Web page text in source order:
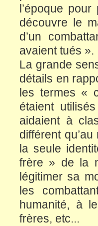
l’époque
découvre le
d’un
avaient tués ».
La grande
détails en
les termes «
étaient
aidaient à
différent
la seule
frère » de la
légitimer sa
les
humanité, à
frères, etc...